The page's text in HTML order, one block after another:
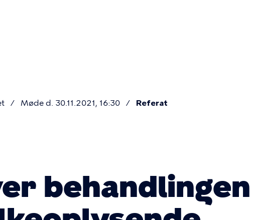
Møde d. 30.11.2021, 16:30 Referat
behandlingen